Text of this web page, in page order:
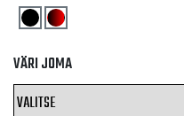
VÄRI JOMA